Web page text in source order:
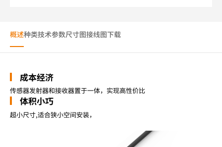
概述种类技术参数尺寸图接线图下载
成本经济
传感器发射器和接收器置于一体，实现高性价比
体积小巧
超小尺寸,适合狭小空间安装，